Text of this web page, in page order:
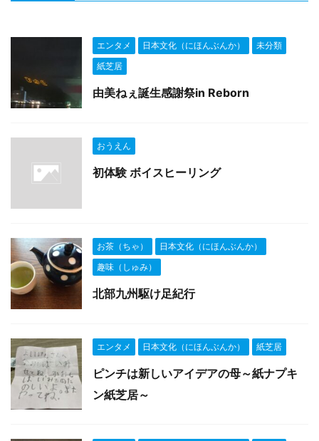
エンタメ 日本文化（にほんぶんか）
未分類
紙芝居
由美ねぇ誕生感謝祭in Reborn
おうえん
初体験 ボイスヒーリング
お茶（ちゃ）
日本文化（にほんぶんか）
趣味（しゅみ）
北部九州駆け足紀行
エンタメ 日本文化（にほんぶんか） 紙芝居
ピンチは新しいアイデアの母～紙ナプキ
ン紙芝居～